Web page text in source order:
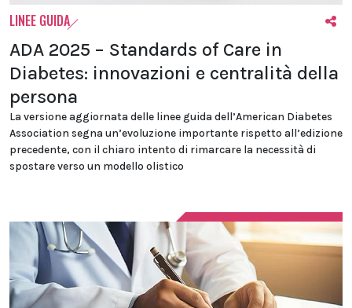
LINEE GUIDA
ADA 2025 – Standards of Care in
Diabetes: innovazioni e centralità della
persona
La versione aggiornata delle linee guida dell’American Diabetes
Association segna un’evoluzione importante rispetto all’edizione
precedente, con il chiaro intento di rimarcare la necessità di
spostare verso un modello olistico